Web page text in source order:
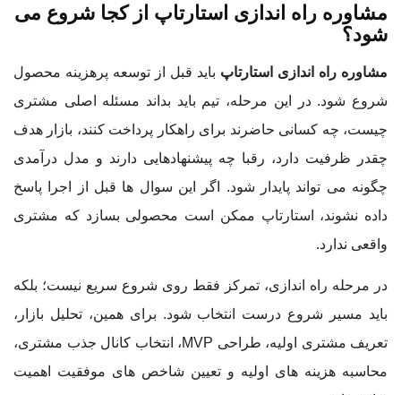
مشاوره راه اندازی استارتاپ از کجا شروع می
شود؟
مشاوره راه اندازی استارتاپ باید قبل از توسعه پرهزینه محصول
شروع شود. در این مرحله، تیم باید بداند مسئله اصلی مشتری
چیست، چه کسانی حاضرند برای راهکار پرداخت کنند، بازار هدف
چقدر ظرفیت دارد، رقبا چه پیشنهادهایی دارند و مدل درآمدی
چگونه می تواند پایدار شود. اگر این سوال ها قبل از اجرا پاسخ
داده نشوند، استارتاپ ممکن است محصولی بسازد که مشتری
واقعی ندارد.
در مرحله راه اندازی، تمرکز فقط روی شروع سریع نیست؛ بلکه
باید مسیر شروع درست انتخاب شود. برای همین، تحلیل بازار،
تعریف مشتری اولیه، طراحی MVP، انتخاب کانال جذب مشتری،
محاسبه هزینه های اولیه و تعیین شاخص های موفقیت اهمیت